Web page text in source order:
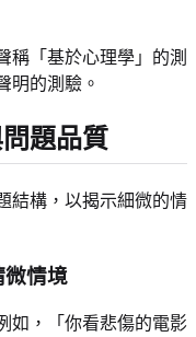
稱「基於心理學」的測
明的測驗。
題品質
結構，以揭示細微的情
微情境
如，「你看悲傷的電影